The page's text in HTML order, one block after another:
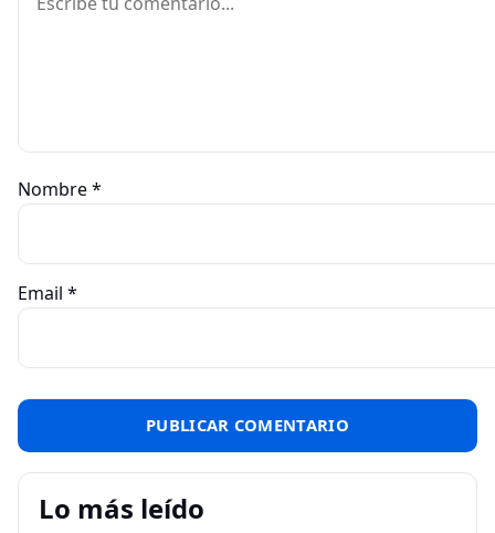
Nombre*
Email *
Lo más leído